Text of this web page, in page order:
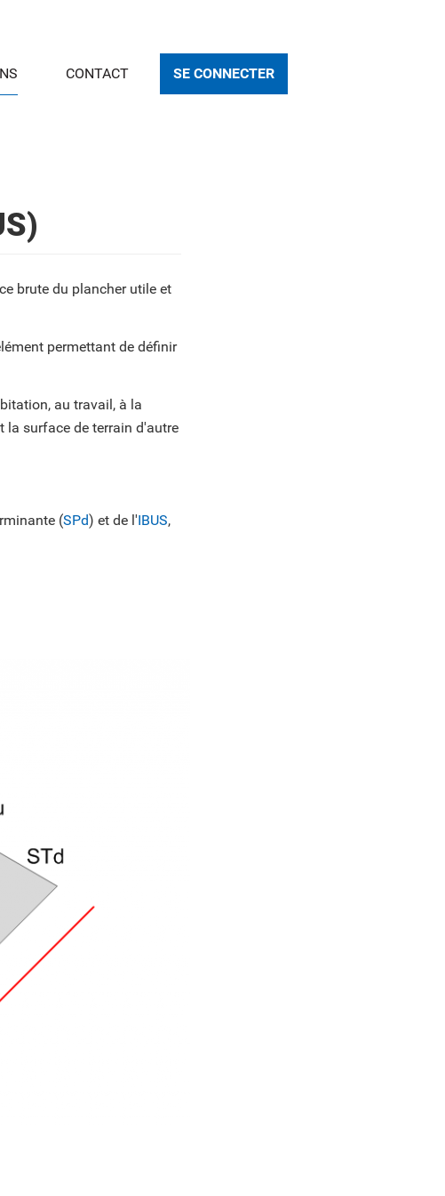
CONTACT SE CONNECTER
brute du plancher utile et
permettant de définir
au travail, à la
la surface de terrain d'autre
(SPd) et de l'IBUS,